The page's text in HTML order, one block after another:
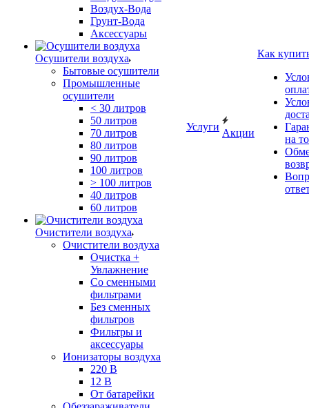
Воздух-Вода
Грунт-Вода
Аксессуары
Осушители воздуха
Бытовые осушители
Промышленные
осушители
< 30 литров
50 литров
70 литров
80 литров
90 литров
100 литров
> 100 литров
40 литров
60 литров
Очистители воздуха
Очистители воздуха
Очистка +
Увлажнение
Cо сменными
фильтрами
Без сменных
фильтров
Фильтры и
аксессуары
Ионизаторы воздуха
220 В
12 В
От батарейки
Услуги
Акции
Как
на